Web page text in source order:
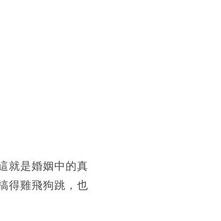
就是婚姻中的真
得雞飛狗跳，也